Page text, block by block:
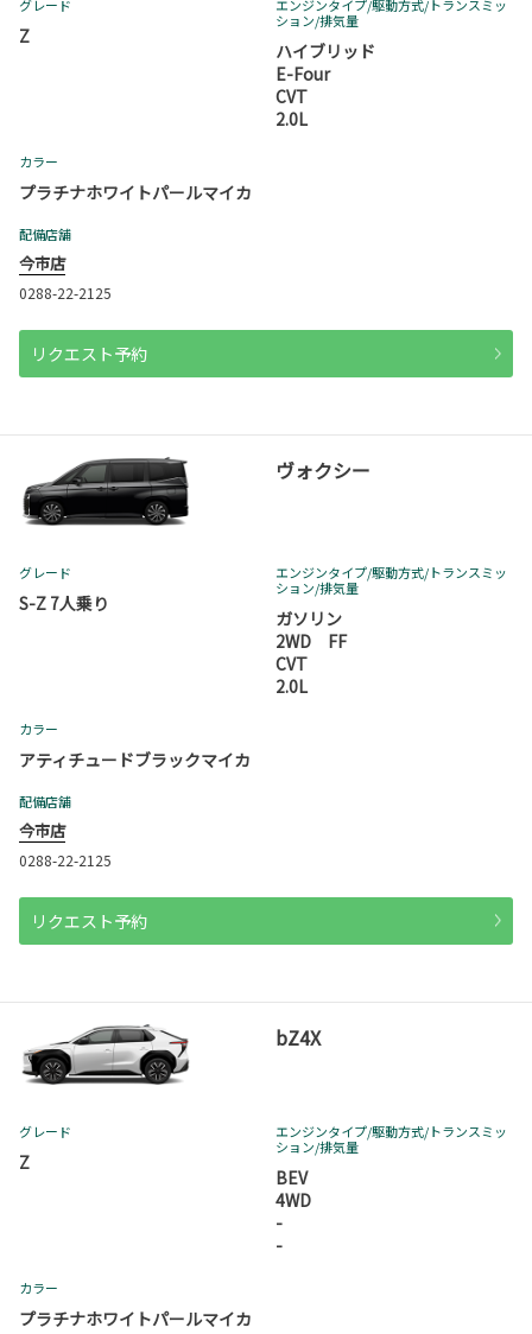
グレード
Z
エンジンタイプ/駆動方式/トランスミッ
ション/排気量
ハイブリッド
E-Four
CVT
2.0L
カラー
プラチナホワイトパールマイカ
配備店舗
今市店
0288-22-2125
リクエスト予約
ヴォクシー
グレード
S-Z 7人乗り
エンジンタイプ/駆動方式/トランスミッ
ション/排気量
ガソリン
2WD FF
CVT
2.0L
カラー
アティチュードブラックマイカ
配備店舗
今市店
0288-22-2125
リクエスト予約
bZ4X
グレード
Z
エンジンタイプ/駆動方式/トランスミッ
ション/排気量
BEV
4WD
-
-
カラー
プラチナホワイトパールマイカ